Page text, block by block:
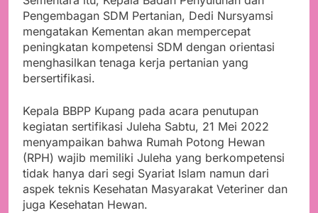
Pengembagan SDM Pertanian, Dedi Nursyamsi
mengatakan Kementan akan mempercepat
peningkatan kompetensi SDM dengan orientasi
menghasilkan tenaga kerja pertanian yang
bersertifikasi.
Kepala BBPP Kupang pada acara penutupan
kegiatan sertifikasi Juleha Sabtu, 21 Mei 2022
menyampaikan bahwa Rumah Potong Hewan
(RPH) wajib memiliki Juleha yang berkompetensi
tidak hanya dari segi Syariat Islam namun dari
aspek teknis Kesehatan Masyarakat Veteriner dan
juga Kesehatan Hewan.